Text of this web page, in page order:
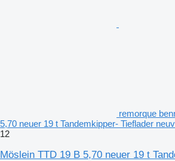
remorque
5,70 neuer 19 t Tandemkipper- Tieflader
12
Möslein TTD 19 B 5,70 neuer 19 t